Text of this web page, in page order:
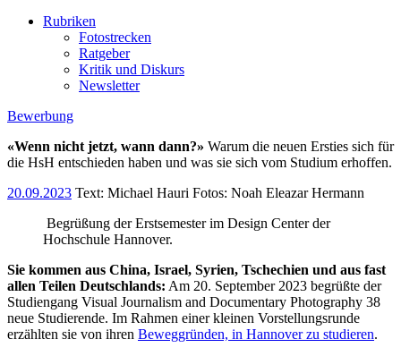
Rubriken
Fotostrecken
Ratgeber
Kritik und Diskurs
Newsletter
Bewerbung
«Wenn nicht jetzt, wann dann?» Warum die neuen Ersties sich für
die HsH entschieden haben und was sie sich vom Studium erhoffen.
20.09.2023 Text: Michael Hauri Fotos: Noah Eleazar Hermann
Begrüßung der Erstsemester im Design Center der
Hochschule Hannover.
Sie kommen aus China, Israel, Syrien, Tschechien und aus fast
allen Teilen Deutschlands: Am 20. September 2023 begrüßte der
Studiengang Visual Journalism and Documentary Photography 38
neue Studierende. Im Rahmen einer kleinen Vorstellungsrunde
erzählten sie von ihren Beweggründen, in Hannover zu studieren.